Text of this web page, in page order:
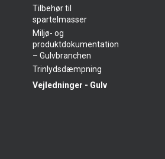
Tilbehør til
spartelmasser
Miljø- og
produktdokumentation
– Gulvbranchen
Trinlydsdæmpning
Vejledninger - Gulv